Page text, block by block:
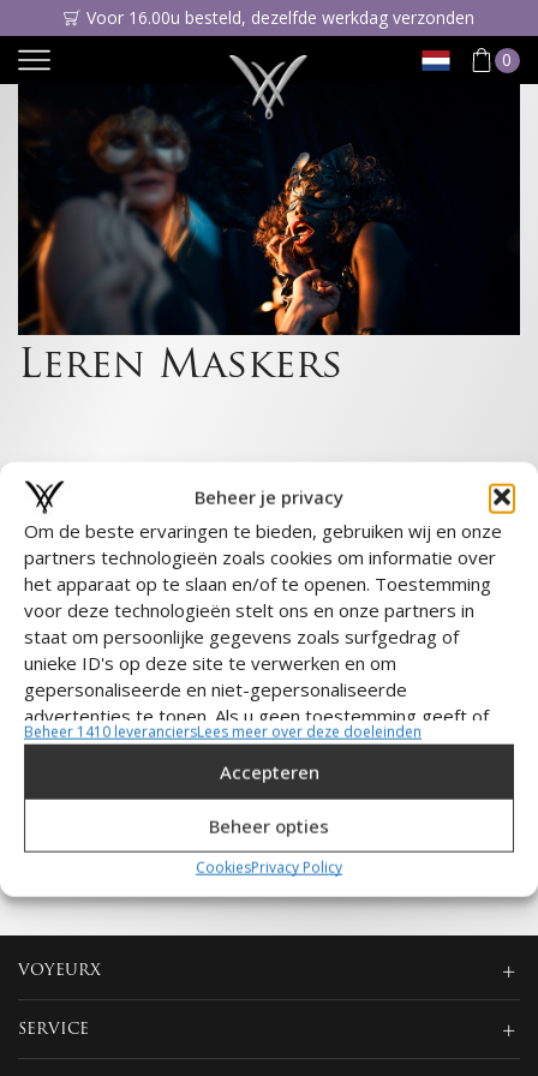
Beheer je privacy
Om de beste ervaringen te bieden, gebruiken wij en onze
partners technologieën zoals cookies om informatie over
het apparaat op te slaan en/of te openen. Toestemming
voor deze technologieën stelt ons en onze partners in
staat om persoonlijke gegevens zoals surfgedrag of
unieke ID's op deze site te verwerken en om
gepersonaliseerde en niet-gepersonaliseerde
advertenties te tonen. Als u geen toestemming geeft of
deze intrekt, kan dit invloed hebben op bepaalde functies.
Klik hieronder om in te stemmen met het bovenstaande of
om specifieke keuzes te maken. Je keuzes zullen alleen
worden toegepast op deze site. Je kunt je instellingen te
allen tijde wijzigen, inclusief het intrekken van je
toestemming, door gebruik te maken van de knoppen op
Statistieken
van advertenties meten, Contentprestaties meten,
Beheer 1410 leveranciersLees meer over deze doeleinden
Accepteren
Beheer opties
CookiesPrivacy Policy
Voor 16.00u besteld, dezelfde werkdag verzonden
0
Leren Maskers
ER ZIJN GEEN PRODUCTEN
GEVONDEN
Controleer je spelling of zoek opnieuw met minder specifieke
termen.
VOYEURX
SERVICE